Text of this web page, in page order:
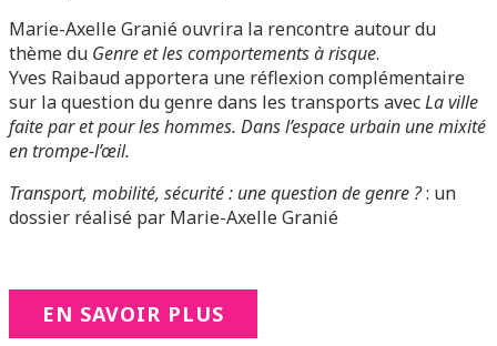
Marie-Axelle Granié ouvrira la rencontre autour du
thème du Genre et les comportements à risque.
Yves Raibaud apportera une réflexion complémentaire
sur la question du genre dans les transports avecLa ville
faite par et pour les hommes. Dans l’espace urbain une mixité
en trompe-l’œil.
Transport, mobilité, sécurité : une question de genre ?: un
dossier réalisé par Marie-Axelle Granié
EN SAVOIR PLUS